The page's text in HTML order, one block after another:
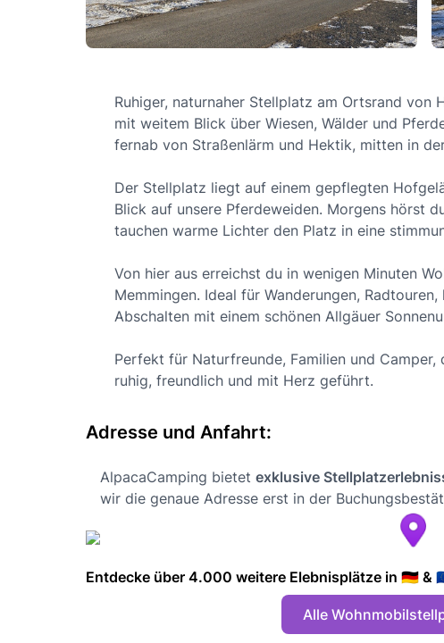
Ruhiger, naturnaher Stellplatz am Ortsrand von
mit weitem Blick über Wiesen, Wälder und
fernab von Straßenlärm und Hektik, mitten in
Der Stellplatz liegt auf einem gepflegten
Blick auf unsere Pferdeweiden. Morgens hörst
tauchen warme Lichter den Platz in eine
Von hier aus erreichst du in wenigen Minuten
Memmingen. Ideal für Wanderungen,
Abschalten mit einem schönen Allgäuer
Perfekt für Naturfreunde, Familien und
ruhig, freundlich und mit Herz geführt.
Adresse und Anfahrt:
AlpacaCamping bietet exklusive
wir die genaue Adresse erst in der
Entdecke über 4.000 weitere Elebnisplätze in 🇩🇪 &
Alle